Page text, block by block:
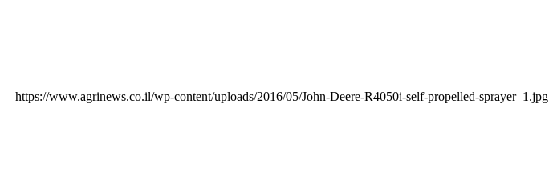
https://www.agrinews.co.il/wp-content/uploads/2016/05/John-Deere-R4050i-self-propelled-sprayer_1.jpg